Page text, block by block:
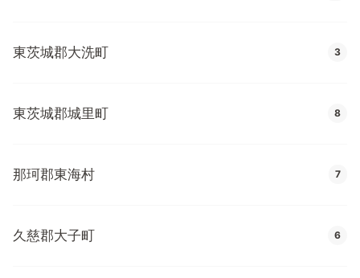
東茨城郡大洗町 3
東茨城郡城里町 8
那珂郡東海村 7
久慈郡大子町 6